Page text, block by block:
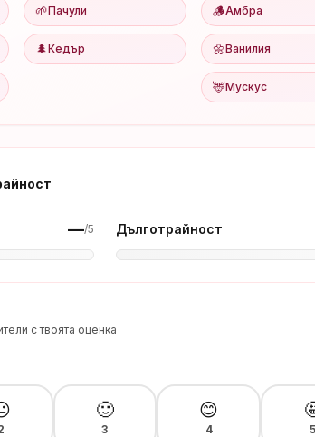
🌱Пачули
🌲Кедър
🪵Амбра
🌼Ванилия
🦌Мускус
—/5 Дълготрайност
с твоята оценка
🙂
3
😊
4 5